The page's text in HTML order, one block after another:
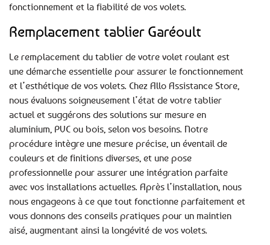
fonctionnement et la fiabilité de vos volets.
Remplacement tablier Garéoult
Le remplacement du tablier de votre volet roulant est
une démarche essentielle pour assurer le fonctionnement
et l’esthétique de vos volets. Chez Allo Assistance Store,
nous évaluons soigneusement l’état de votre tablier
actuel et suggérons des solutions sur mesure en
aluminium, PVC ou bois, selon vos besoins. Notre
procédure intègre une mesure précise, un éventail de
couleurs et de finitions diverses, et une pose
professionnelle pour assurer une intégration parfaite
avec vos installations actuelles. Après l’installation, nous
nous engageons à ce que tout fonctionne parfaitement et
vous donnons des conseils pratiques pour un maintien
aisé, augmentant ainsi la longévité de vos volets.